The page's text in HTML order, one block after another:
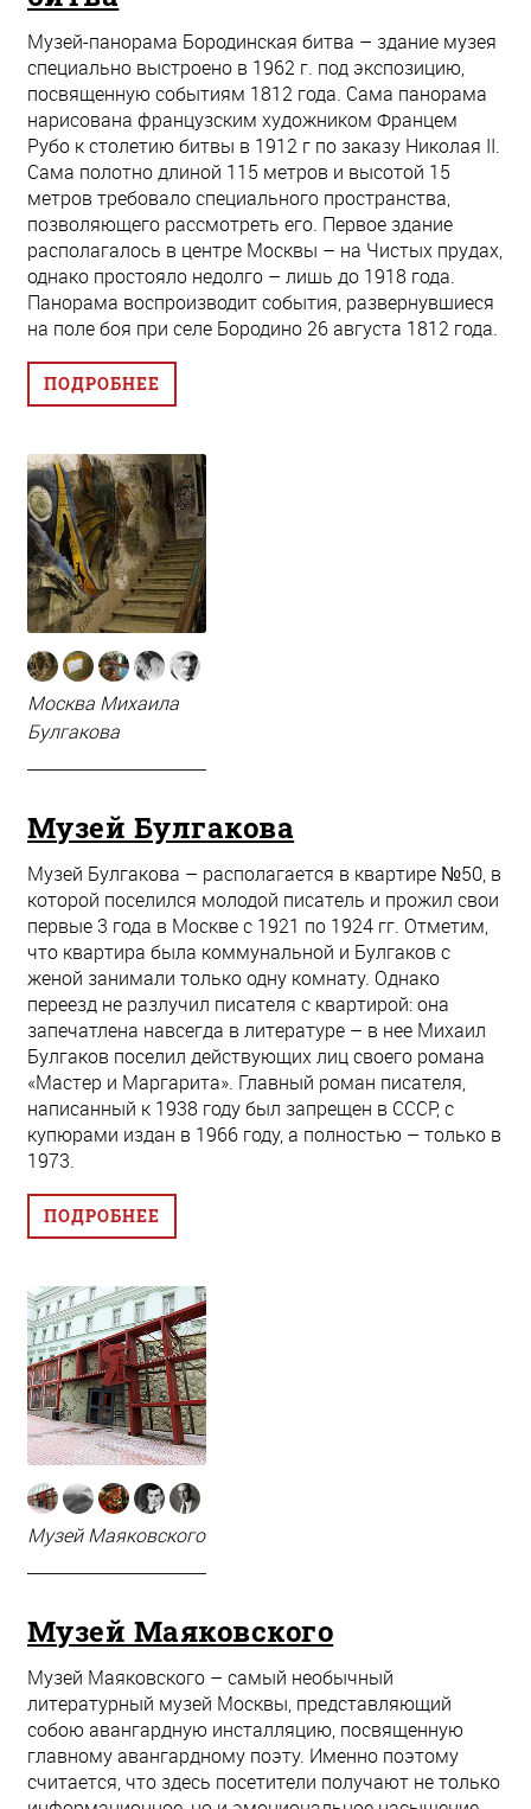
Музей-панорама Бородинская битва – здание музея
специально выстроено в 1962 г. под экспозицию,
посвященную событиям 1812 года. Сама панорама
нарисована французским художником Францем
Рубо к столетию битвы в 1912 г по заказу Николая II.
Сама полотно длиной 115 метров и высотой 15
метров требовало специального пространства,
позволяющего рассмотреть его. Первое здание
располагалось в центре Москвы – на Чистых прудах,
однако простояло недолго – лишь до 1918 года.
Панорама воспроизводит события, развернувшиеся
на поле боя при селе Бородино 26 августа 1812 года.
ПОДРОБНЕЕ
Москва Михаила
Булгакова
Музей Булгакова
Музей Булгакова – располагается в квартире №50, в
которой поселился молодой писатель и прожил свои
первые 3 года в Москве с 1921 по 1924 гг. Отметим,
что квартира была коммунальной и Булгаков с
женой занимали только одну комнату. Однако
переезд не разлучил писателя с квартирой: она
запечатлена навсегда в литературе – в нее Михаил
Булгаков поселил действующих лиц своего романа
«Мастер и Маргарита». Главный роман писателя,
написанный к 1938 году был запрещен в СССР, с
купюрами издан в 1966 году, а полностью – только в
1973.
ПОДРОБНЕЕ
Музей Маяковского
Музей Маяковского
Музей Маяковского – самый необычный
литературный музей Москвы, представляющий
собою авангардную инсталляцию, посвященную
главному авангардному поэту. Именно поэтому
считается, что здесь посетители получают не только